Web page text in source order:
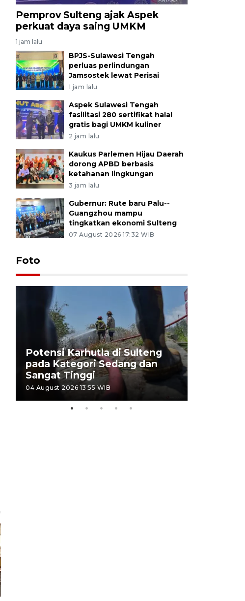
Pemprov Sulteng ajak Aspek
perkuat daya saing UMKM
1 jam lalu
BPJS-Sulawesi Tengah
perluas perlindungan
Jamsostek lewat Perisai
1 jam lalu
Aspek Sulawesi Tengah
fasilitasi 280 sertifikat halal
gratis bagi UMKM kuliner
2 jam lalu
Kaukus Parlemen Hijau Daerah
dorong APBD berbasis
ketahanan lingkungan
3 jam lalu
Gubernur: Rute baru Palu--
Guangzhou mampu
tingkatkan ekonomi Sulteng
07 August 2026 17:32 WIB
Foto
Potensi Karhutla di Sulteng
pada Kategori Sedang dan
Sangat Tinggi
04 August 2026 13:55 WIB